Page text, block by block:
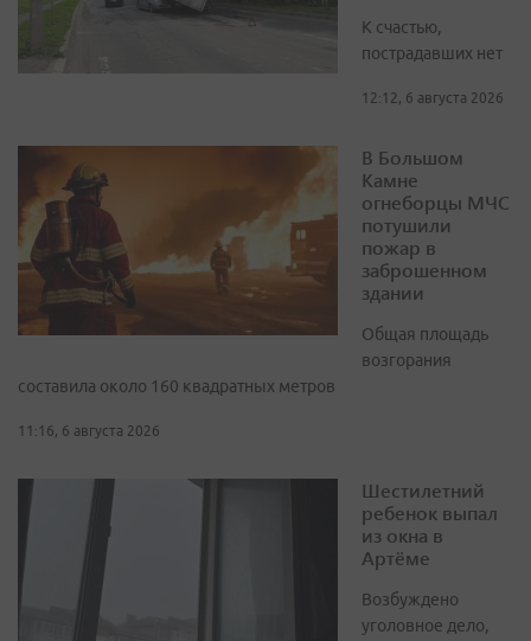
К счастью,
пострадавших нет
12:12, 6 августа 2026
В Большом
Камне
огнеборцы МЧС
потушили
пожар в
заброшенном
здании
Общая площадь
возгорания
составила около 160 квадратных метров
11:16, 6 августа 2026
Шестилетний
ребенок выпал
из окна в
Артёме
Возбуждено
уголовное дело,